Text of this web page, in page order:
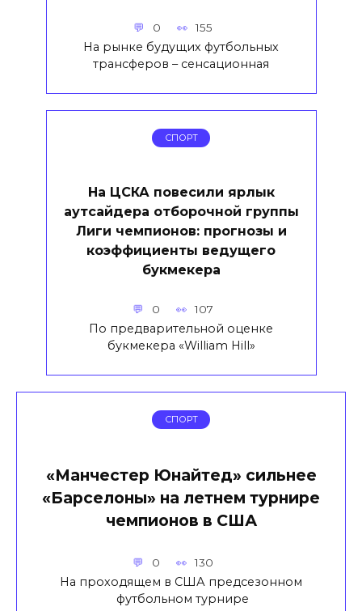
0 155
На рынке будущих футбольных
трансферов – сенсационная
СПОРТ
На ЦСКА повесили ярлык
аутсайдера отборочной группы
Лиги чемпионов: прогнозы и
коэффициенты ведущего
букмекера
0 107
По предварительной оценке
букмекера «William Hill»
СПОРТ
«Манчестер Юнайтед» сильнее
«Барселоны» на летнем турнире
чемпионов в США
0 130
На проходящем в США предсезонном
футбольном турнире